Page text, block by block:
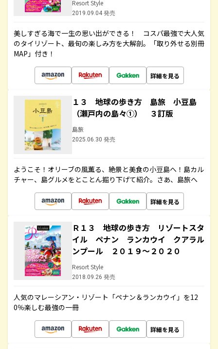
Resort Style
2019.09.04 発売
美しすぎる海で一生の思い出ができる！ コスパ最強で大人気
のタイリゾート、最旬の楽しみ方を大解剖。「取り外せる別冊
MAP」付き！
詳細を見る
１３ 地球の歩き方 島旅 小豆島
（瀬戸内の島々①） ３訂版
島旅
2025.06.30 発売
ようこそ！オリーブの風薫る、絶景と美食の小豆島へ！島カル
チャー、島グルメをとことん掘り下げて紹介。さあ、島旅へ
詳細を見る
Ｒ１３ 地球の歩き方 リゾートスタ
イル ペナン ランカウイ クアラル
ンプール ２０１９～２０２０
Resort Style
2018.09.26 発売
人気のマレーシアン・リゾート「ペナン＆ランカウイ」を12
0％楽しむ最強の一冊
詳細を見る